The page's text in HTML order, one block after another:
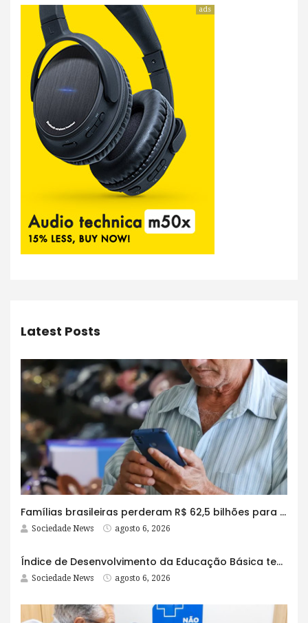
ads
Latest Posts
Famílias brasileiras perderam R$ 62,5 bilhões para bets em 2025
Sociedade News agosto 6, 2026
Índice de Desenvolvimento da Educação Básica tem elevação em todas as etapas
Sociedade News agosto 6, 2026